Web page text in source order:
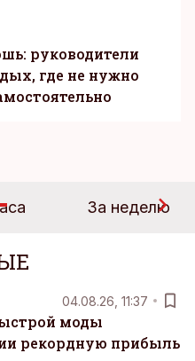
руководители
где не нужно
За неделю
04.08.26, 11:37
моды
рекордную прибыль